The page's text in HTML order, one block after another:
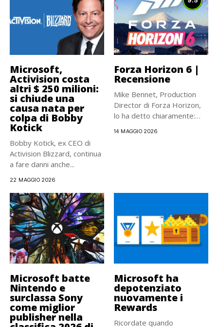
Microsoft,
Activision costa
altri $ 250 milioni:
si chiude una
causa nata per
colpa di Bobby
Kotick
Bobby Kotick, ex CEO di
Activision Blizzard, continua
a fare danni anche...
22 MAGGIO 2026
Forza Horizon 6 |
Recensione
Mike Bennet, Production
Director di Forza Horizon,
lo ha detto chiaramente:
14 MAGGIO 2026
Microsoft batte
Nintendo e
surclassa Sony
come miglior
publisher nella
Microsoft ha
depotenziato
nuovamente i
Rewards
Ricordate quando